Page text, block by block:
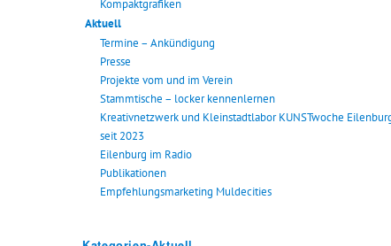
Kompaktgrafiken
Aktuell
Termine – Ankündigung
Presse
Projekte vom und im Verein
Stammtische – locker kennenlernen
Kreativnetzwerk und Kleinstadtlabor KUNSTwoche
seit 2023
Eilenburg im Radio
Publikationen
Empfehlungsmarketing Muldecities